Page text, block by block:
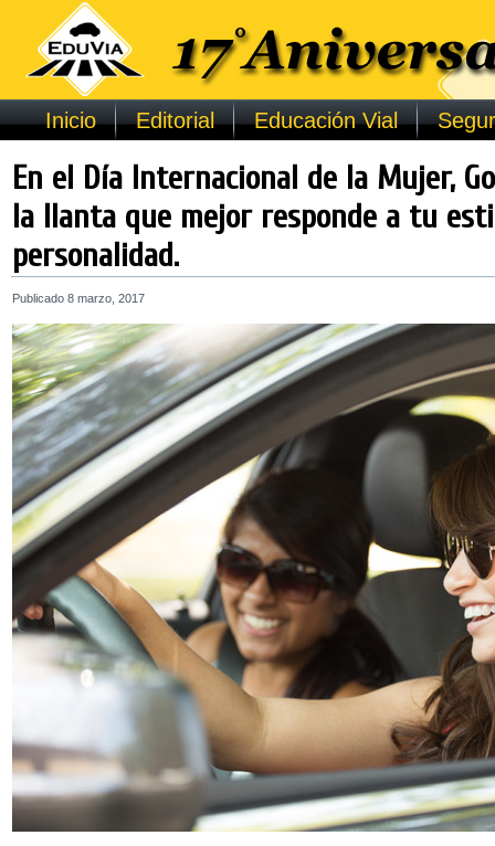
Inicio Editorial Educación Vial
En el Día Internacional de la Mujer,
la llanta que mejor responde a tu
personalidad.
Publicado 8 marzo, 2017